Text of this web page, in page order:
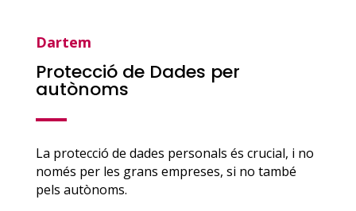
Dartem
Protecció de Dades per
autònoms
La protecció de dades personals és crucial, i no
només per les grans empreses, si no també
pels autònoms.